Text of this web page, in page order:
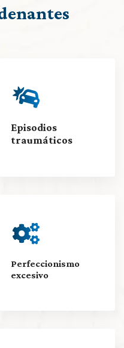
Episodios
traumáticos
Perfeccionismo
excesivo